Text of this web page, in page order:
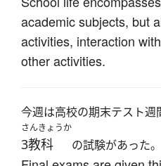
academic subjects, but
activities, interaction
other activities.
今週は高校の期末テスト週
さんきょうか
3教科 の試験があった。